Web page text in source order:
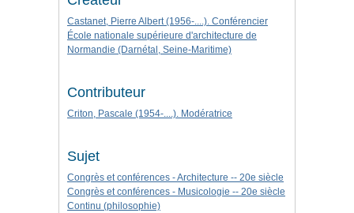
Castanet, Pierre Albert (1956-....). Conférencier
École nationale supérieure d'architecture de
Normandie (Darnétal, Seine-Maritime)
Contributeur
Criton, Pascale (1954-....). Modératrice
Sujet
Congrès et conférences - Architecture -- 20e siècle
Congrès et conférences - Musicologie -- 20e siècle
Continu (philosophie)